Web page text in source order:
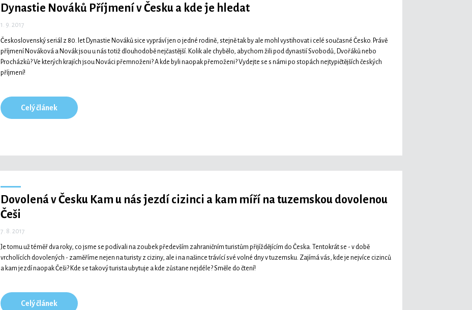
Dynastie Nováků Příjmení v Česku a kde je hledat
1. 9. 2017
Československý seriál z 80. let Dynastie Nováků sice vypráví jen o jedné rodině, stejně tak by ale mohl vystihovat i celé současné Česko. Právě
příjmení Nováková a Novák jsou u nás totiž dlouhodobě nejčastější. Kolik ale chybělo, abychom žili pod dynastií Svobodů, Dvořáků nebo
Procházků? Ve kterých krajích jsou Nováci přemnoženi? A kde byli naopak přemoženi? Vydejte se s námi po stopách nejtypičtějších českých
příjmení!
Celý článek
Dovolená v Česku Kam u nás jezdí cizinci a kam míří na tuzemskou dovolenou
Češi
7. 8. 2017
Je tomu už téměř dva roky, co jsme se podívali na zoubek především zahraničním turistům přijíždějícím do Česka. Tentokrát se - v době
vrcholících dovolených - zaměříme nejen na turisty z ciziny, ale i na našince trávící své volné dny v tuzemsku. Zajímá vás, kde je nejvíce cizinců
a kam jezdí naopak Češi? Kde se takový turista ubytuje a kde zůstane nejdéle? Směle do čtení!
Celý článek